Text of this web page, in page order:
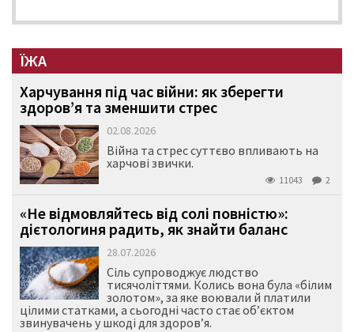
ЇЖА
Харчування під час війни: як зберегти
здоров’я та зменшити стрес
02.08.2026
Війна та стрес суттєво впливають на
харчові звички.
11043 2
«Не відмовляйтесь від солі повністю»:
дієтологиня радить, як знайти баланс
28.07.2026
Сіль супроводжує людство
тисячоліттями. Колись вона була «білим
золотом», за яке воювали й платили
цілими статками, а сьогодні часто стає об’єктом
звинувачень у шкоді для здоров’я.